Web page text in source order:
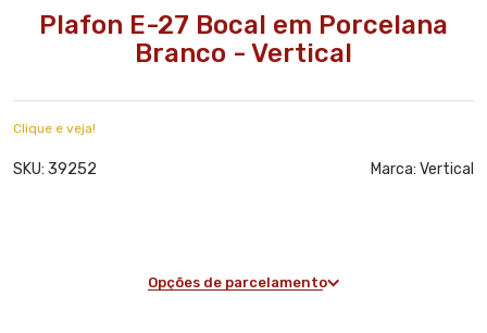
Plafon E-27 Bocal em Porcelana
Branco - Vertical
Clique e veja!
SKU: 39252 Marca: Vertical
Opções de parcelamento